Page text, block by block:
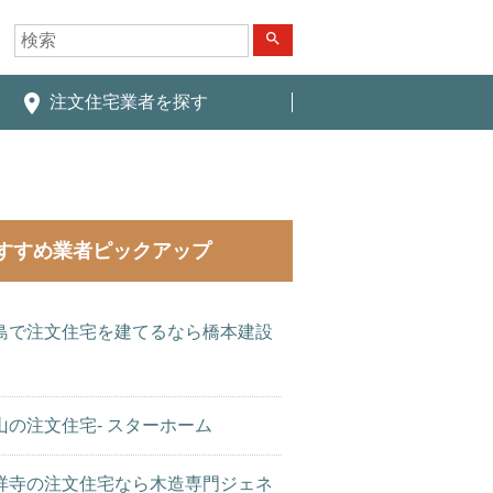
search
place 注文住宅業者を探す
すめ業者ピックアップ
で注文住宅を建てるなら橋本建設
の注文住宅- スターホーム
寺の注文住宅なら木造専門ジェネ